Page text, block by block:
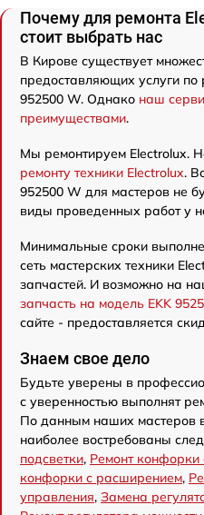
Почему для ремонта
стоит выбрать нас
В Кирове существует
предоставляющих услуги по
952500 W. Однако наш
преимуществами.
Мы ремонтируем Electrolux.
ремонту техники Electrolux.
952500 W для мастеров не
виды проведенных работ у
Минимальные сроки
сеть мастерских техники
запчастей. И возможно на
запчасть на модель EKK
сайте - предоставляется
Знаем свое дело
Будьте уверены в
с уверенностью выполнят
По данным наших мастеров
наиболее востребованы
подсветки, Ремонт
конфорки с расширением,
управления, Замена